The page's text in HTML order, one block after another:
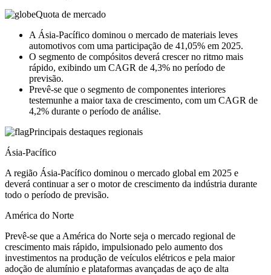
Quota de mercado
A Ásia-Pacífico dominou o mercado de materiais leves
automotivos com uma participação de 41,05% em 2025.
O segmento de compósitos deverá crescer no ritmo mais
rápido, exibindo um CAGR de 4,3% no período de
previsão.
Prevê-se que o segmento de componentes interiores
testemunhe a maior taxa de crescimento, com um CAGR de
4,2% durante o período de análise.
Principais destaques regionais
Ásia-Pacífico
A região Ásia-Pacífico dominou o mercado global em 2025 e
deverá continuar a ser o motor de crescimento da indústria durante
todo o período de previsão.
América do Norte
Prevê-se que a América do Norte seja o mercado regional de
crescimento mais rápido, impulsionado pelo aumento dos
investimentos na produção de veículos elétricos e pela maior
adoção de alumínio e plataformas avançadas de aço de alta